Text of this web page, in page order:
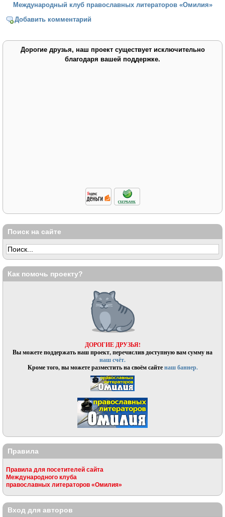
Международный клуб православных литераторов «Омилия»
Добавить комментарий
Дорогие друзья, наш проект существует исключительно
благодаря вашей поддержке.
Поиск на сайте
Как помочь проекту?
ДОРОГИЕ ДРУЗЬЯ!
Вы можете поддержать наш проект, перечислив доступную вам сумму на
наш счёт.
Кроме того, вы можете разместить на своём сайтенаш баннер.
Правила
Правила для посетителей сайта
Международного клуба
православных литераторов «Омилия»
Вход для авторов